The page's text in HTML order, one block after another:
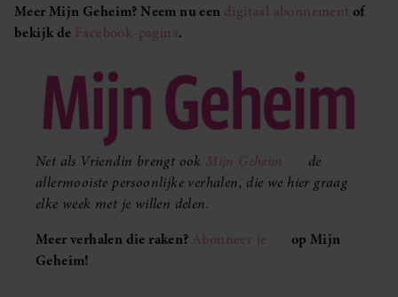
Meer Mijn Geheim? Neem nu een digitaal abonnement of
bekijk de Facebook-pagina.
Net als Vriendin brengt ook Mijn Geheim
de
allermooiste persoonlijke verhalen, die we hier graag
elke week met je willen delen.
Meer verhalen die raken? Abonneer je
op Mijn
Geheim!